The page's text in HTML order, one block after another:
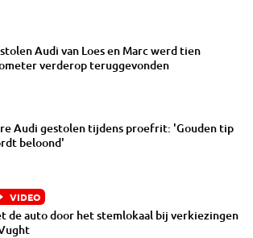
Audi van Loes en Marc werd tien
verderop teruggevonden
Audi gestolen tijdens proefrit: 'Gouden tip
beloond'
VIDEO
de auto door het stemlokaal bij verkiezingen